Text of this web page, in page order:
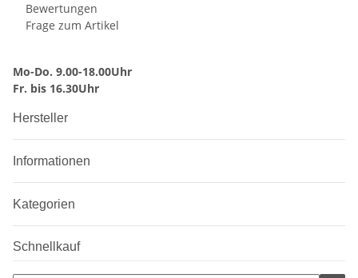
Bewertungen
Frage zum Artikel
Mo-Do. 9.00-18.00Uhr
Fr. bis 16.30Uhr
Hersteller
Informationen
Kategorien
Schnellkauf